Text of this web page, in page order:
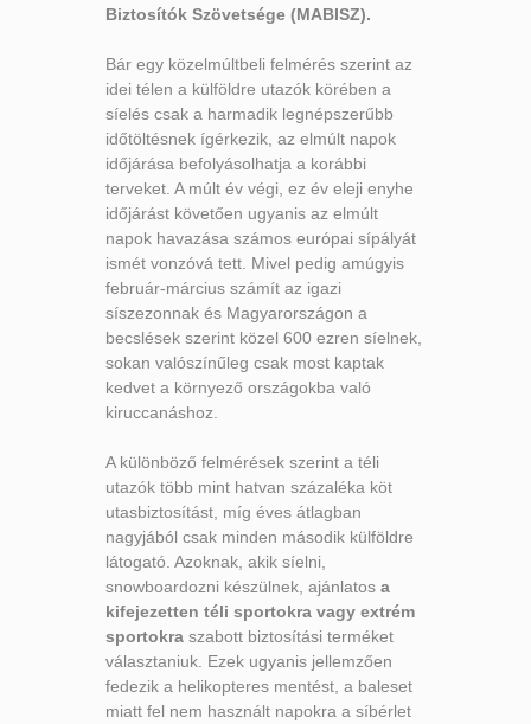
Biztosítók Szövetsége (MABISZ).
Bár egy közelmúltbeli felmérés szerint az
idei télen a külföldre utazók körében a
síelés csak a harmadik legnépszerűbb
időtöltésnek ígérkezik, az elmúlt napok
időjárása befolyásolhatja a korábbi
terveket. A múlt év végi, ez év eleji enyhe
időjárást követően ugyanis az elmúlt
napok havazása számos európai sípályát
ismét vonzóvá tett. Mivel pedig amúgyis
február-március számít az igazi
síszezonnak és Magyarországon a
becslések szerint közel 600 ezren síelnek,
sokan valószínűleg csak most kaptak
kedvet a környező országokba való
kiruccanáshoz.
A különböző felmérések szerint a téli
utazók több mint hatvan százaléka köt
utasbiztosítást, míg éves átlagban
nagyjából csak minden második külföldre
látogató. Azoknak, akik síelni,
snowboardozni készülnek, ajánlatos a
kifejezetten téli sportokra vagy extrém
sportokra szabott biztosítási terméket
választaniuk. Ezek ugyanis jellemzően
fedezik a helikopteres mentést, a baleset
miatt fel nem használt napokra a síbérlet